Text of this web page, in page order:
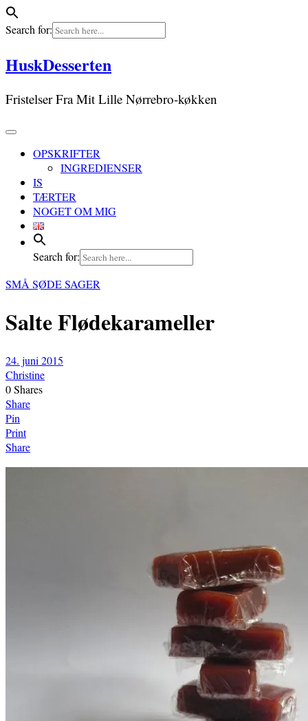
Search for:
Skip
to
HuskDesserten
Fristelser Fra Mit Lille Nørrebro-køkken
OPSKRIFTER
INGREDIENSER
IS
TÆRTER
NOGET OM MIG
Search for:
SMÅ SØDE SAGER
Salte Flødekarameller
24. juni 2015
Christine
0Shares
Share
Pin
Print
Share